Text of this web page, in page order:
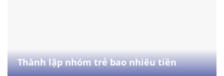
Thành lập nhóm trẻ bao nhiêu tiền